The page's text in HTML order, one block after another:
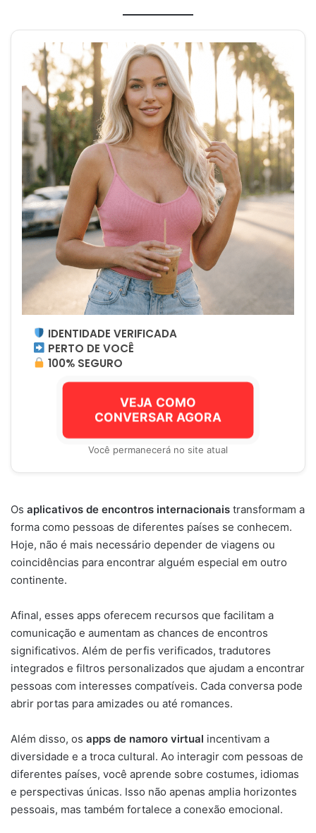
IDENTIDADE VERIFICADA
PERTO DE VOCÊ
100% SEGURO
VEJA COMO
CONVERSAR AGORA
Você permanecerá no site atual
Os aplicativos de encontros internacionais transformam a
forma como pessoas de diferentes países se conhecem.
Hoje, não é mais necessário depender de viagens ou
coincidências para encontrar alguém especial em outro
continente.
Afinal, esses apps oferecem recursos que facilitam a
comunicação e aumentam as chances de encontros
significativos. Além de perfis verificados, tradutores
integrados e filtros personalizados que ajudam a encontrar
pessoas com interesses compatíveis. Cada conversa pode
abrir portas para amizades ou até romances.
Além disso, os apps de namoro virtual incentivam a
diversidade e a troca cultural. Ao interagir com pessoas de
diferentes países, você aprende sobre costumes, idiomas
e perspectivas únicas. Isso não apenas amplia horizontes
pessoais, mas também fortalece a conexão emocional.